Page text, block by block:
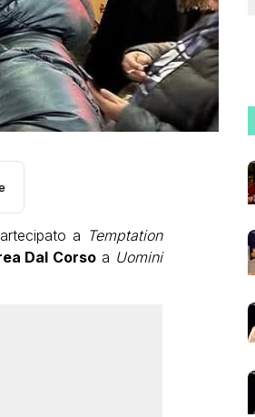
a Temptation
Dal Corso a Uomini